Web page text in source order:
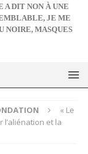
A DIT NON À UNE
JE ME
NOIRE, MASQUES
« Le
l’aliénation et la